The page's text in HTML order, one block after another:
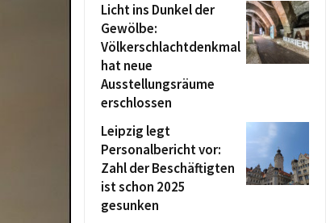
Licht ins Dunkel der
Gewölbe:
Völkerschlachtdenkmal
hat neue
Ausstellungsräume
erschlossen
Leipzig legt
Personalbericht vor:
Zahl der Beschäftigten
ist schon 2025
gesunken